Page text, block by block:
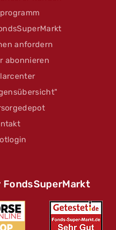
anfordern
abonnieren